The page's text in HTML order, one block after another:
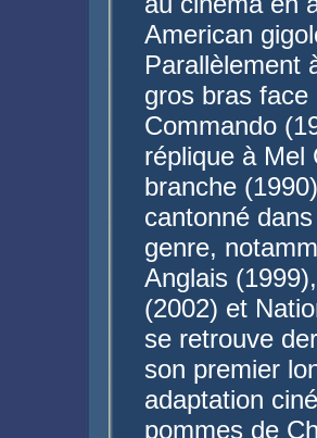
American
Parallèlement
gros bras face
Commando
réplique à Mel
branche
cantonné
genre,
Anglais
(2002) et
se retrouve
son premier
adaptation
pommes de